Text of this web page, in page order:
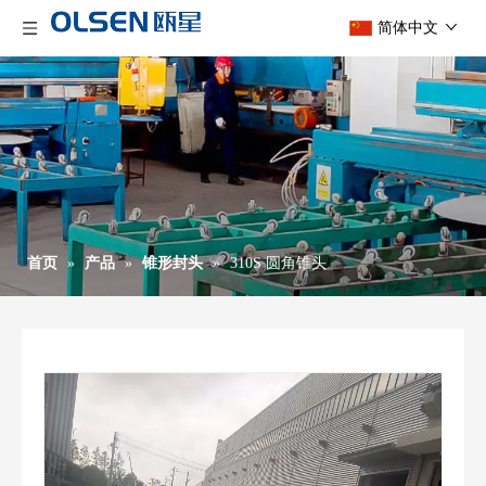
简体中文
首页 » 产品 » 锥形封头 » 310S 圆角锥头